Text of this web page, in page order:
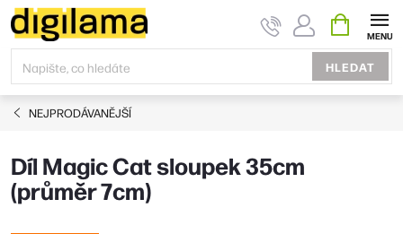
Přejít
na
obsah
HLEDAT
KOŠÍK
NEJPRODÁVANĚJŠÍ
Díl Magic Cat sloupek 35cm
(průměr 7cm)